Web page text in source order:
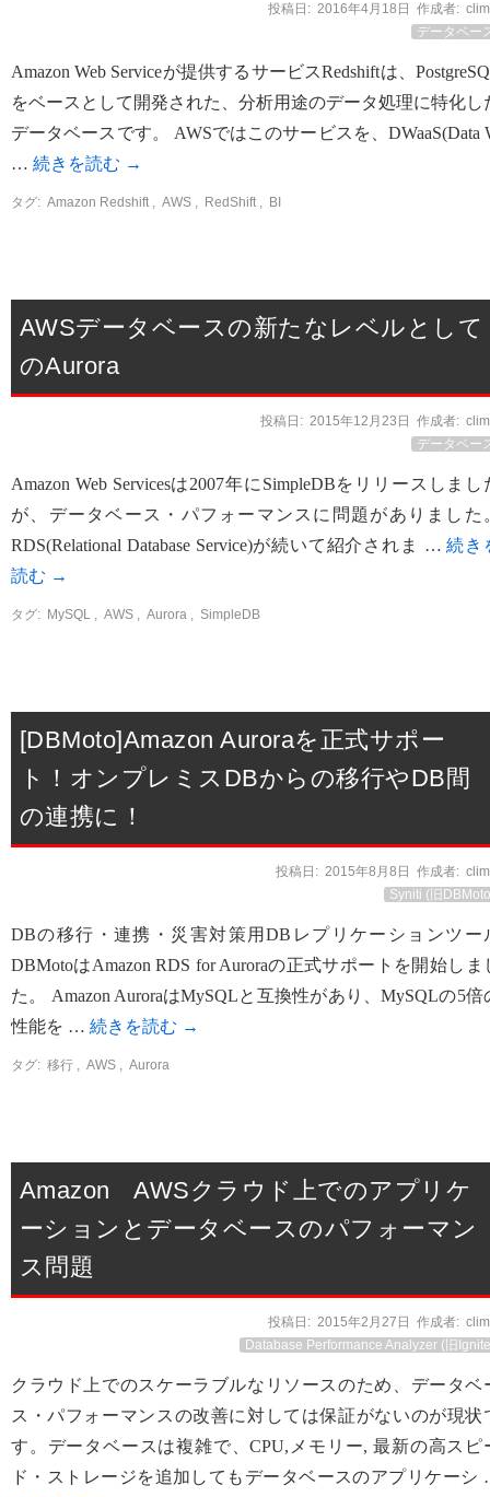
投稿日: 2016年4月18日 作成者:
データベー
Amazon Web Serviceが提供するサービスRedshiftは、
をベースとして開発された、分析用途のデータ処理に特化し
データベースです。 AWSではこのサービスを、DWaaS(Data
… 続きを読む →
タグ: Amazon Redshift , AWS , RedShift , BI
AWSデータベースの新たなレベルとして
のAurora
投稿日: 2015年12月23日 作成者:
データベー
Amazon Web Servicesは2007年にSimpleDBをリリースしまし
が、データベース・パフォーマンスに問題がありました
RDS(Relational Database Service)が続いて紹介されま …続き
読む →
タグ: MySQL , AWS , Aurora , SimpleDB
[DBMoto]Amazon Auroraを正式サポー
ト！オンプレミスDBからの移行やDB間
の連携に！
投稿日: 2015年8月8日 作成者:
Syniti (旧
DBの移行・連携・災害対策用DBレプリケーションツー
DBMotoはAmazon RDS for Auroraの正式サポートを開始しま
た。 Amazon AuroraはMySQLと互換性があり、MySQLの5倍
性能を … 続きを読む →
タグ: 移行 , AWS , Aurora
Amazon AWSクラウド上でのアプリケ
ーションとデータベースのパフォーマン
ス問題
投稿日: 2015年2月27日 作成者:
Database Performance Analyzer (旧
クラウド上でのスケーラブルなリソースのため、データベ
ス・パフォーマンスの改善に対しては保証がないのが現状
す。データベースは複雑で、CPU,メモリー, 最新の高スピ
ド・ストレージを追加してもデータベースのアプリケーシ